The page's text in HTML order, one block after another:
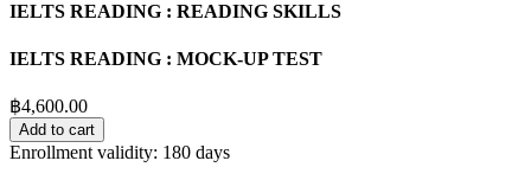
IELTS READING : READING SKILLS
IELTS READING : MOCK-UP TEST
฿4,600.00
Add to cart
Enrollment validity: 180 days